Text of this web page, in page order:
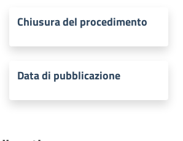
Chiusura del procedimento
Data di pubblicazione